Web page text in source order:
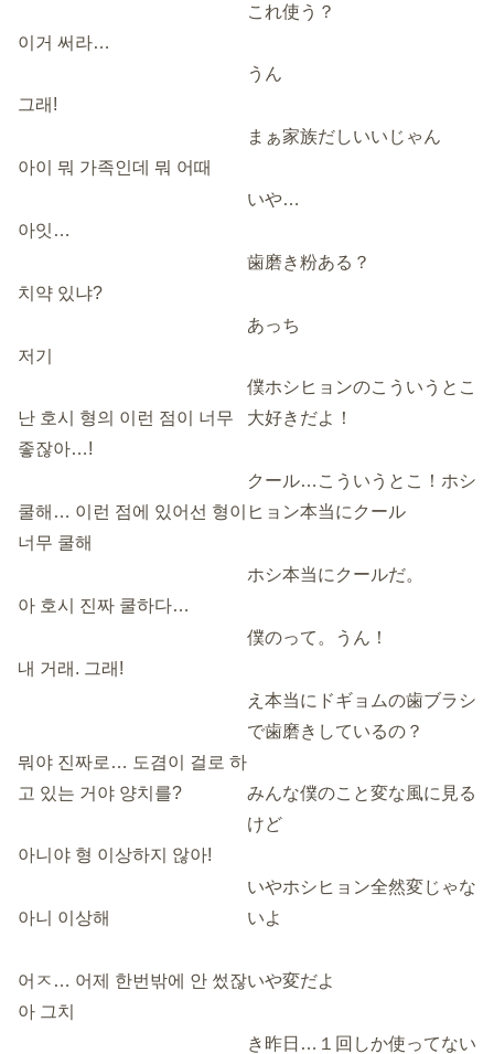
이거 써라…
그래!
아이 뭐 가족인데 뭐 어때
아잇…
치약 있냐?
저기
난 호시 형의 이런 점이 너무
좋잖아…!
쿨해… 이런 점에 있어선 형이
너무 쿨해
아 호시 진짜 쿨하다…
내 거래. 그래!
뭐야 진짜로… 도겸이 걸로 하
고 있는 거야 양치를?
아니야 형 이상하지 않아!
아니 이상해
어ㅈ… 어제 한번밖에 안 썼잖
아 그치
これ使う？
うん
まぁ家族だしいいじゃん
いや…
歯磨き粉ある？
あっち
僕ホシヒョンのこういうとこ
大好きだよ！
クール…こういうとこ！ホシ
ヒョン本当にクール
ホシ本当にクールだ。
僕のって。うん！
え本当にドギョムの歯ブラシ
で歯磨きしているの？
みんな僕のこと変な風に見る
けど
いやホシヒョン全然変じゃな
いよ
いや変だよ
き昨日…１回しか使ってない